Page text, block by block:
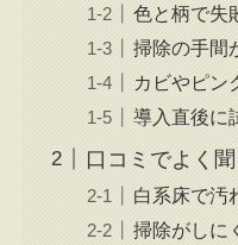
色と柄で失
掃除の手間
カビやピン
導入直後に
口コミでよく
白系床で汚
掃除がしに